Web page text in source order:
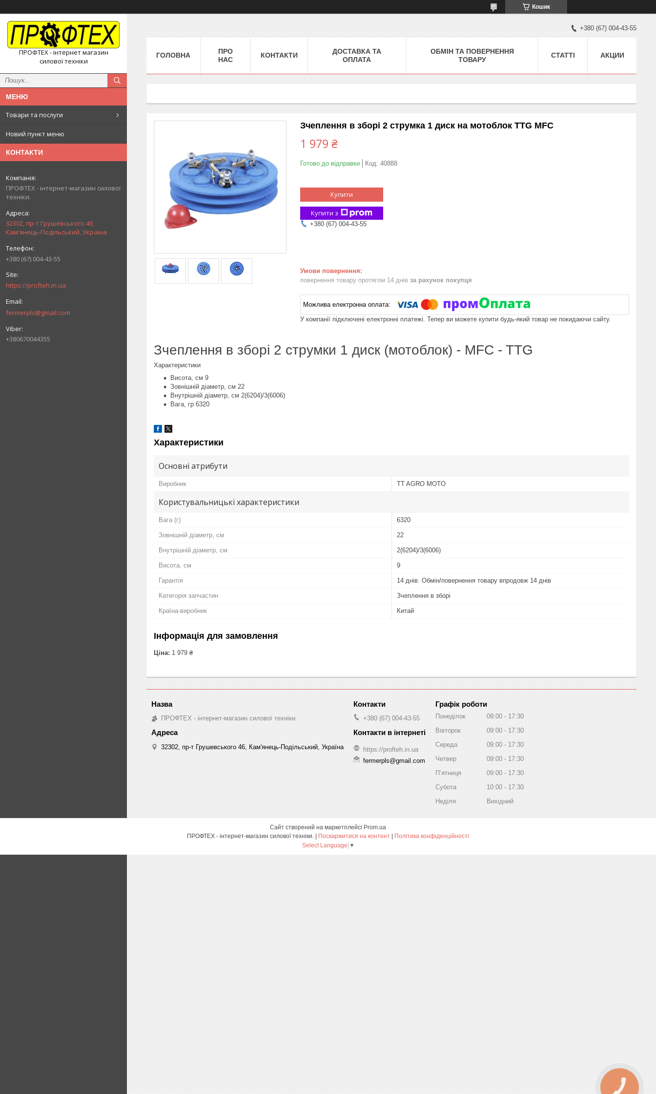
Кошик
ПРОФТЕХ - інтернет магазин
силової техніки
Товари та послуги
Новий пункт меню
КОНТАКТИ
ПРОФТЕХ - інтернет-магазин силової
техніки.
32302, пр-т Грушевського 46,
Кам'янець-Подільський, Україна
+380 (67) 004-43-55
https://profteh.in.ua
fermerpls@gmail.com
+380670044355
+380 (67) 004-43-55
ГОЛОВНА
ПРО
НАС
КОНТАКТИ
ДОСТАВКА ТА
ОПЛАТА
ОБМІН ТА ПОВЕРНЕННЯ
ТОВАРУ
СТАТТІ АКЦИИ
Зчеплення в зборі 2 струмка 1 диск на мотоблок TTG MFC
1 979 ₴
Готово до відправки Код: 40888
Купити
Купити з
+380 (67) 004-43-55
повернення товару протягом 14 днів за рахунок покупця
У компанії підключені електронні платежі. Тепер ви можете купити будь-який товар не покидаючи сайту.
Зчеплення в зборі 2 струмки 1 диск (мотоблок) - MFC - TTG
Характеристики
Висота, см 9
Зовнішній діаметр, см 22
Внутрішній діаметр, см 2(6204)/3(6006)
Вага, гр 6320
Характеристики
Основні атрибути
Виробник TT AGRO MOTO
Користувальницькі характеристики
Вага (г) 6320
Зовнішній діаметр, см 22
Внутрішній діаметр, см 2(6204)/3(6006)
Висота, см 9
Гарантія 14 днів. Обмін/повернення товару впродовж 14 днів
Категорія запчастин Зчеплення в зборі
Країна-виробник Китай
Інформація для замовлення
Ціна: 1 979 ₴
ПРОФТЕХ - інтернет-магазин силової техніки.
32302, пр-т Грушевського 46, Кам'янець-Подільський, Україна
+380 (67) 004-43-55
https://profteh.in.ua
fermerpls@gmail.com
Графік роботи
Понеділок 09:00
17:30
Вівторок
09:00
17:30
Середа
09:00
17:30
Четвер
09:00
17:30
Пʼятниця
09:00
17:30
Субота
10:00
17:30
Неділя
Вихідний
Сайт створений на маркетплейсі Prom.ua
Поскаржитися на контент
Політика конфіденційності
Select Language ▼
КНОПКА
ЗВ'ЯЗКУ